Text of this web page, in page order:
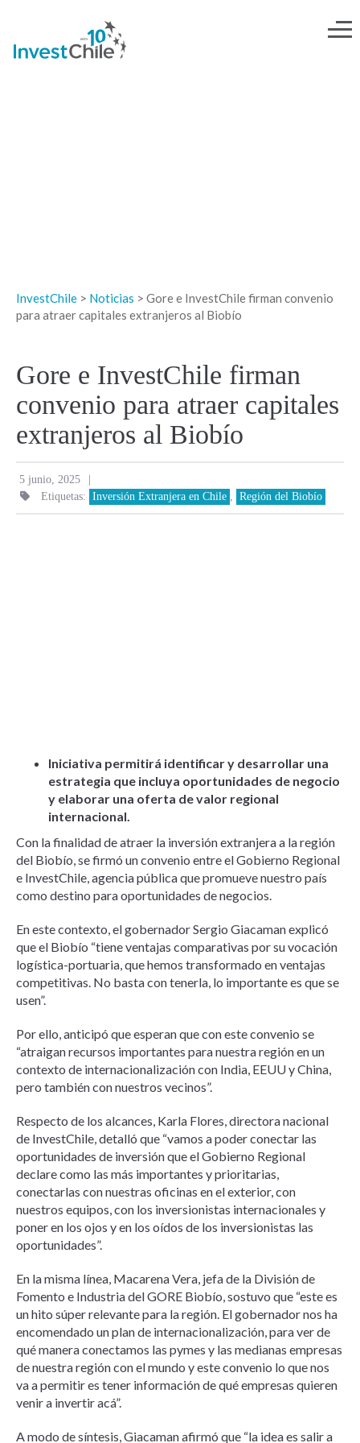
InvestChile > Noticias > Gore e InvestChile firman convenio
para atraer capitales extranjeros al Biobío
Gore e InvestChile firman
convenio para atraer capitales
extranjeros al Biobío
5 junio, 2025 |
Etiquetas: Inversión Extranjera en Chile Región del Biobío
Iniciativa permitirá identificar y desarrollar una
estrategia que incluya oportunidades de negocio
y elaborar una oferta de valor regional
internacional.
Con la finalidad de atraer la inversión extranjera a la región
del Biobío, se firmó un convenio entre el Gobierno Regional
e InvestChile, agencia pública que promueve nuestro país
como destino para oportunidades de negocios.
En este contexto, el gobernador Sergio Giacaman explicó
que el Biobío “tiene ventajas comparativas por su vocación
logística-portuaria, que hemos transformado en ventajas
competitivas. No basta con tenerla, lo importante es que se
usen”.
Por ello, anticipó que esperan que con este convenio se
“atraigan recursos importantes para nuestra región en un
contexto de internacionalización con India, EEUU y China,
pero también con nuestros vecinos”.
Respecto de los alcances, Karla Flores, directora nacional
de InvestChile, detalló que “vamos a poder conectar las
oportunidades de inversión que el Gobierno Regional
declare como las más importantes y prioritarias,
conectarlas con nuestras oficinas en el exterior, con
nuestros equipos, con los inversionistas internacionales y
poner en los ojos y en los oídos de los inversionistas las
oportunidades”.
En la misma línea, Macarena Vera, jefa de la División de
Fomento e Industria del GORE Biobío, sostuvo que “este es
un hito súper relevante para la región. El gobernador nos ha
encomendado un plan de internacionalización, para ver de
qué manera conectamos las pymes y las medianas empresas
de nuestra región con el mundo y este convenio lo que nos
va a permitir es tener información de qué empresas quieren
venir a invertir acá”.
A modo de síntesis, Giacaman afirmó que “la idea es salir a